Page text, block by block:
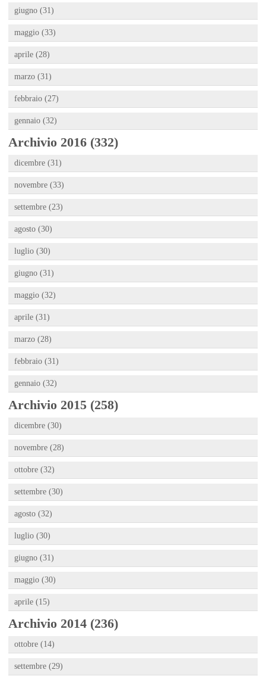
giugno (31)
maggio (33)
aprile (28)
marzo (31)
febbraio (27)
gennaio (32)
Archivio 2016 (332)
dicembre (31)
novembre (33)
settembre (23)
agosto (30)
luglio (30)
giugno (31)
maggio (32)
aprile (31)
marzo (28)
febbraio (31)
gennaio (32)
Archivio 2015 (258)
dicembre (30)
novembre (28)
ottobre (32)
settembre (30)
agosto (32)
luglio (30)
giugno (31)
maggio (30)
aprile (15)
Archivio 2014 (236)
ottobre (14)
settembre (29)